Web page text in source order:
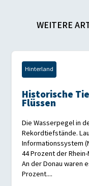
WEITERE
Hinterland
Historische
Flüssen
Die Wasserpegel in
Rekordtiefstände.
Informationssystem
44 Prozent der
An der Donau waren
Prozent....